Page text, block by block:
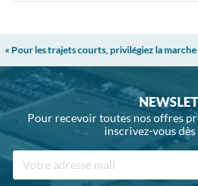
« Pour les trajets courts, privilégiez la
Pour recevoir toutes nos offres
inscrivez-vous